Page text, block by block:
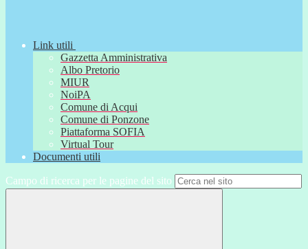
Link utili
Gazzetta Amministrativa
Albo Pretorio
MIUR
NoiPA
Comune di Acqui
Comune di Ponzone
Piattaforma SOFIA
Virtual Tour
Documenti utili
Campo di ricerca per le pagine del sito